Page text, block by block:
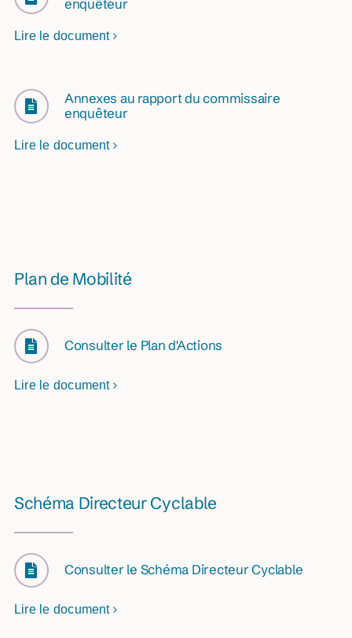
enquêteur
Lire le document
Annexes au rapport du commissaire
enquêteur
Lire le document
Plan de Mobilité
Consulter le Plan d'Actions
Lire le document
Schéma Directeur Cyclable
Consulter le Schéma Directeur Cyclable
Lire le document